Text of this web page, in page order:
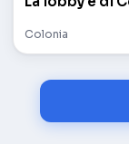
Colonia